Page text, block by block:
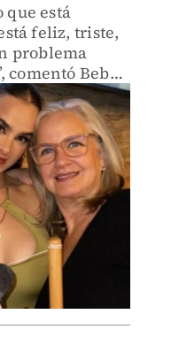
que está
feliz, triste,
problema
comentó Beba
sobre el